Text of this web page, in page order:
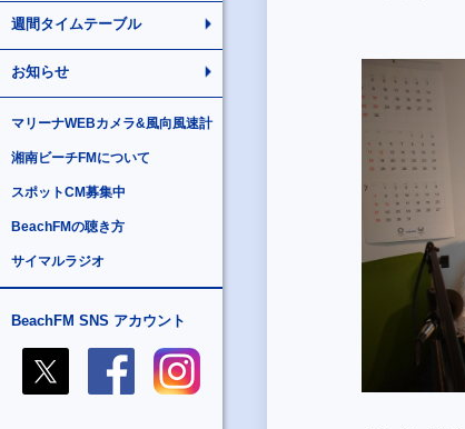
週間タイムテーブル
お知らせ
マリーナWEBカメラ&風向風速計
湘南ビーチFMについて
スポットCM募集中
BeachFMの聴き方
サイマルラジオ
BeachFM SNS アカウント